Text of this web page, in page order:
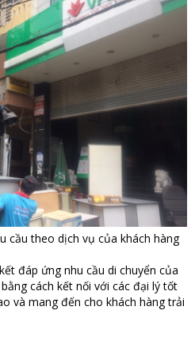
cầu theo dịch vụ của khách hàng
đáp ứng nhu cầu di chuyển của
cách kết nối với các đại lý tốt
và mang đến cho khách hàng trải